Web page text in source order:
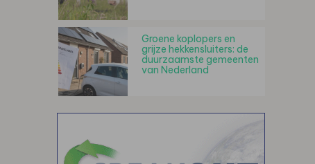
Groene koplopers en
grijze hekkensluiters: de
duurzaamste gemeenten
van Nederland